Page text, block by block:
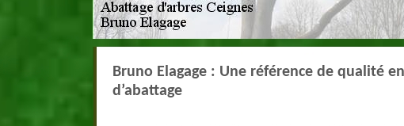
Bruno Elagage : Une référence de qualité
d’abattage